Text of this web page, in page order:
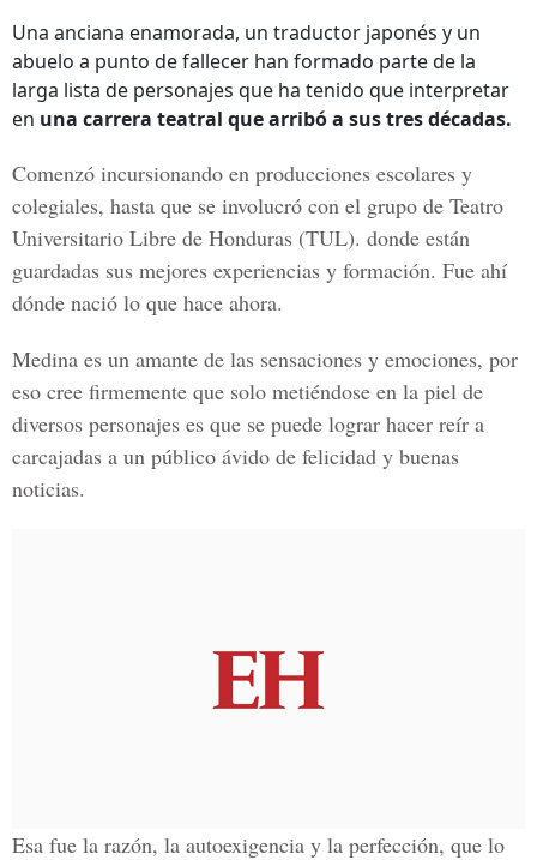
Una anciana enamorada, un traductor japonés y un
abuelo a punto de fallecer han formado parte de la
larga lista de personajes que ha tenido que interpretar
en una carrera teatral que arribó a sus tres décadas.
Comenzó incursionando en producciones escolares y
colegiales, hasta que se involucró con el grupo de Teatro
Universitario Libre de Honduras (TUL). donde están
guardadas sus mejores experiencias y formación. Fue ahí
dónde nació lo que hace ahora.
Medina es un amante de las sensaciones y emociones, por
eso cree firmemente que solo metiéndose en la piel de
diversos personajes es que se puede lograr hacer reír a
carcajadas a un público ávido de felicidad y buenas
noticias.
Esa fue la razón, la autoexigencia y la perfección, que lo